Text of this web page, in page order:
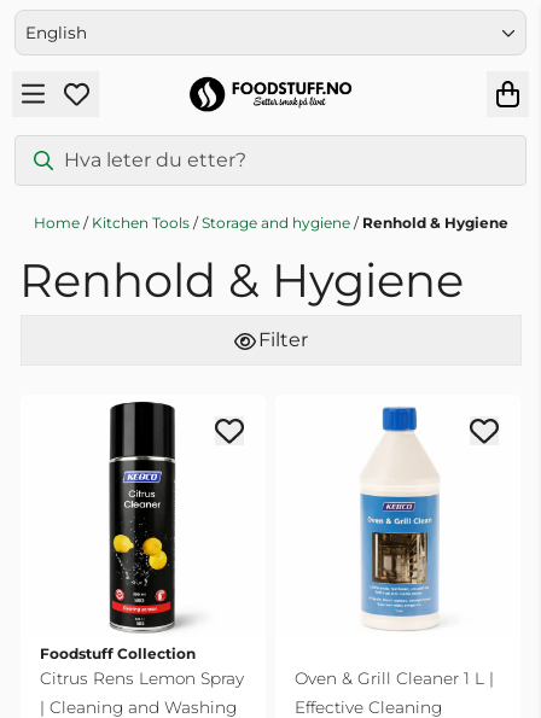
Skip to content
English
Home / Kitchen Tools /Storage and hygiene / Renhold & Hygiene
Renhold & Hygiene
Filter
Foodstuff Collection
Citrus Rens Lemon Spray
| Cleaning and Washing
Oven & Grill Cleaner 1 L |
Effective Cleaning